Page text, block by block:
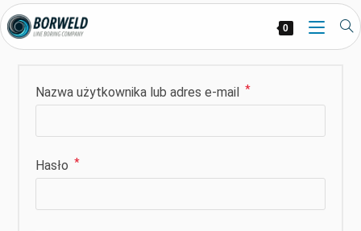
0
Nazwa użytkownika lub adres e-mail *
Hasło *